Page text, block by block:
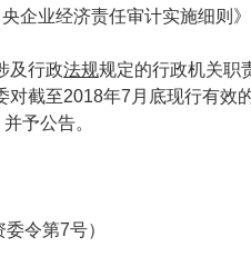
企业经济责任审计实施细则
及行政法规规定的行政机关职
截至2018年7月底现行有效
予公告。
令第7号）